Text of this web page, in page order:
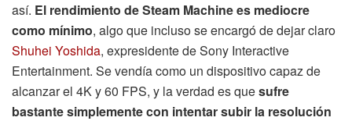
así. El rendimiento de Steam Machine es mediocre
como mínimo, algo que incluso se encargó de dejar claro
Shuhei Yoshida, expresidente de Sony Interactive
Entertainment. Se vendía como un dispositivo capaz de
alcanzar el 4K y 60 FPS, y la verdad es quesufre
bastante simplemente con intentar subir la resolución